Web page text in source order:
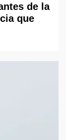
de la
que